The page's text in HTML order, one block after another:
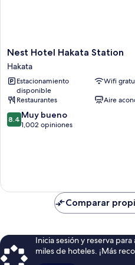
Nest
Hotel
Hakata
Station
Hakata
Nest Hotel Hakata Station
Hakata
Estacionamiento
disponible
Wifi
Restaurantes
Aire
8.4
de
8.4 Muy bueno
1,002 opiniones
Comparar
Inicia sesión y reserva
miles de hoteles. ¡Más